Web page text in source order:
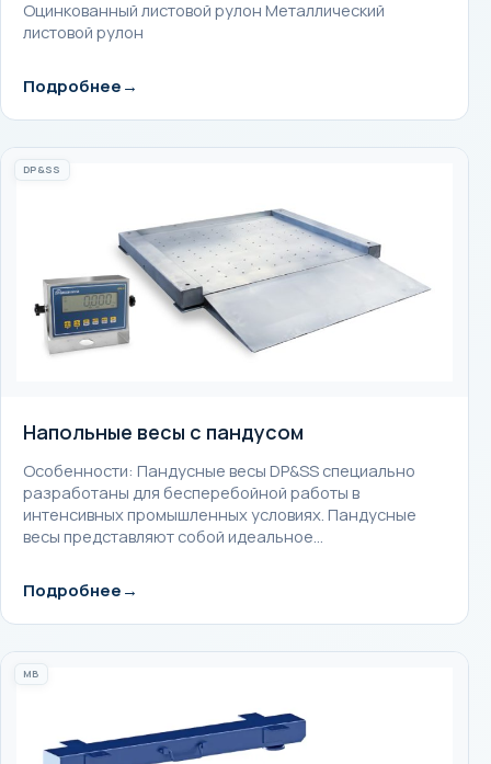
Оцинкованный листовой рулон Металлический
листовой рулон
Подробнее
DP&SS
Напольные весы с пандусом
Особенности: Пандусные весы DP&SS специально
разработаны для бесперебойной работы в
интенсивных промышленных условиях. Пандусные
весы представляют собой идеальное…
Подробнее
MB